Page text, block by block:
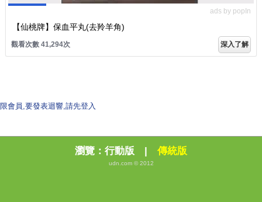
ads by popIn
【仙桃牌】保血平丸(去羚羊角)
觀看次數 41,294次 深入了解
限會員,要發表迴響,請先登入
瀏覽： 行動版 | 傳統版
udn.com © 2012